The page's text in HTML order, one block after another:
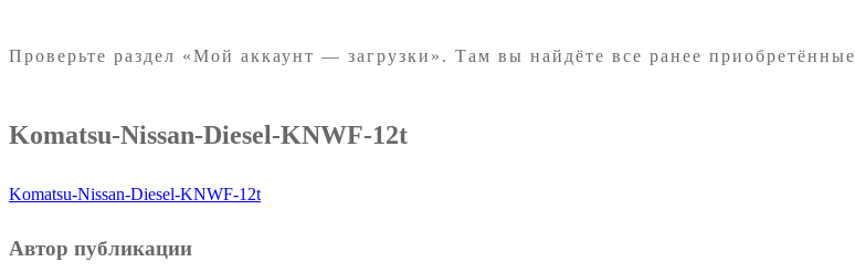
Проверьте раздел «Мой аккаунт — загрузки». Там вы найдёте все ранее
Komatsu-Nissan-Diesel-KNWF-12t
Komatsu-Nissan-Diesel-KNWF-12t
Автор публикации